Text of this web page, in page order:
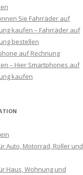
Sie Fahrräder auf
kaufen – Fahrräder auf
bestellen
auf Rechnung
– Hier Smartphones auf
kaufen
Auto, Motorrad, Roller und
Haus, Wohnung und